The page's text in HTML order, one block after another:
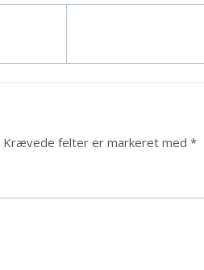
Krævede felter er markeret med *